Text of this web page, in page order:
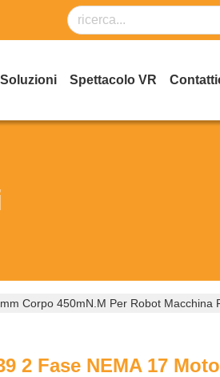
Soluzioni Spettacolo VR
Corpo 450mN.m Per Robot Macchina
2 Fase NEMA 17